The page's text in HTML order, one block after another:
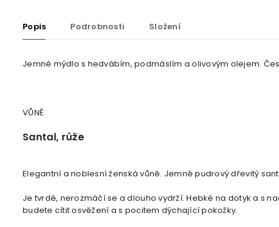
Popis Podrobnosti Složení
Jemné mýdlo s hedvábím, podmáslím a olivovým olejem.
VŮNĚ
Santal, růže
Elegantní a noblesní ženská vůně. Jemně pudrový dřevitý
Je tvrdé, nerozmáčí se a dlouho vydrží. Hebké na dotyk a s
budete cítit osvěžení a s pocitem dýchající pokožky.